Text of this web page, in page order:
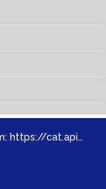
https://cat.apis.beeldengeluid.nl/sparql